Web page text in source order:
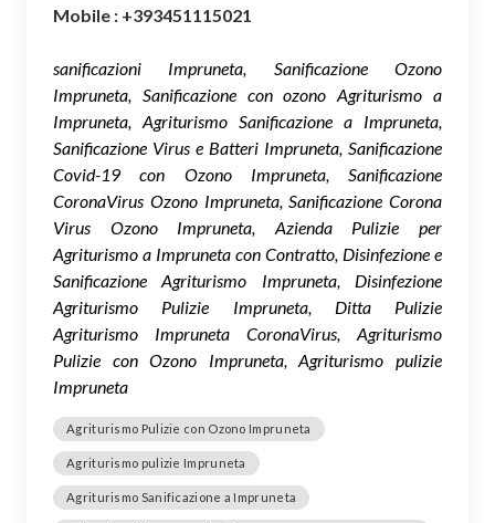
Mobile : +393451115021
sanificazioni Impruneta, Sanificazione Ozono
Impruneta, Sanificazione con ozono Agriturismo a
Impruneta, Agriturismo Sanificazione a Impruneta,
Sanificazione Virus e Batteri Impruneta, Sanificazione
Covid-19 con Ozono Impruneta, Sanificazione
CoronaVirus Ozono Impruneta, Sanificazione Corona
Virus Ozono Impruneta, Azienda Pulizie per
Agriturismo a Impruneta con Contratto, Disinfezione e
Sanificazione Agriturismo Impruneta, Disinfezione
Agriturismo Pulizie Impruneta, Ditta Pulizie
Agriturismo Impruneta CoronaVirus, Agriturismo
Pulizie con Ozono Impruneta, Agriturismo pulizie
Impruneta
Agriturismo Pulizie con Ozono Impruneta
Agriturismo pulizie Impruneta
Agriturismo Sanificazione a Impruneta